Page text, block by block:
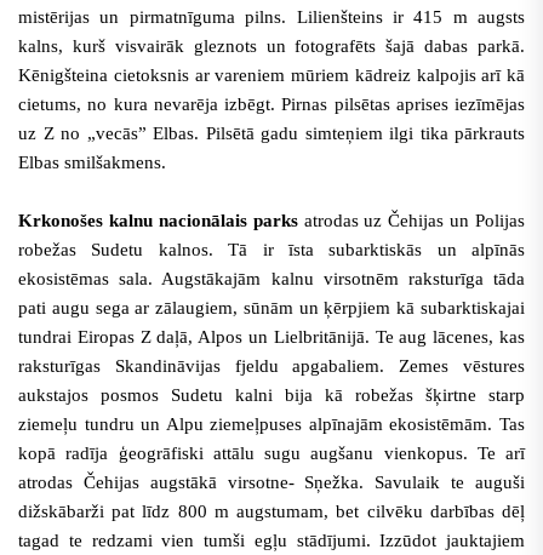
mistērijas un pirmatnīguma pilns. Lilienšteins ir 415 m augsts
kalns, kurš visvairāk gleznots un fotografēts šajā dabas parkā.
Kēnigšteina cietoksnis ar vareniem mūriem kādreiz kalpojis arī kā
cietums, no kura nevarēja izbēgt. Pirnas pilsētas aprises iezīmējas
uz Z no „vecās” Elbas. Pilsētā gadu simteņiem ilgi tika pārkrauts
Elbas smilšakmens.
Krkonošes kalnu nacionālais parksatrodas uz Čehijas un Polijas
robežas Sudetu kalnos. Tā ir īsta subarktiskās un alpīnās
ekosistēmas sala. Augstākajām kalnu virsotnēm raksturīga tāda
pati augu sega ar zālaugiem, sūnām un ķērpjiem kā subarktiskajai
tundrai Eiropas Z daļā, Alpos un Lielbritānijā. Te aug lācenes, kas
raksturīgas Skandināvijas fjeldu apgabaliem. Zemes vēstures
aukstajos posmos Sudetu kalni bija kā robežas šķirtne starp
ziemeļu tundru un Alpu ziemeļpuses alpīnajām ekosistēmām. Tas
kopā radīja ģeogrāfiski attālu sugu augšanu vienkopus. Te arī
atrodas Čehijas augstākā virsotne- Sņežka. Savulaik te auguši
dižskābarži pat līdz 800 m augstumam, bet cilvēku darbības dēļ
tagad te redzami vien tumši egļu stādījumi. Izzūdot jauktajiem